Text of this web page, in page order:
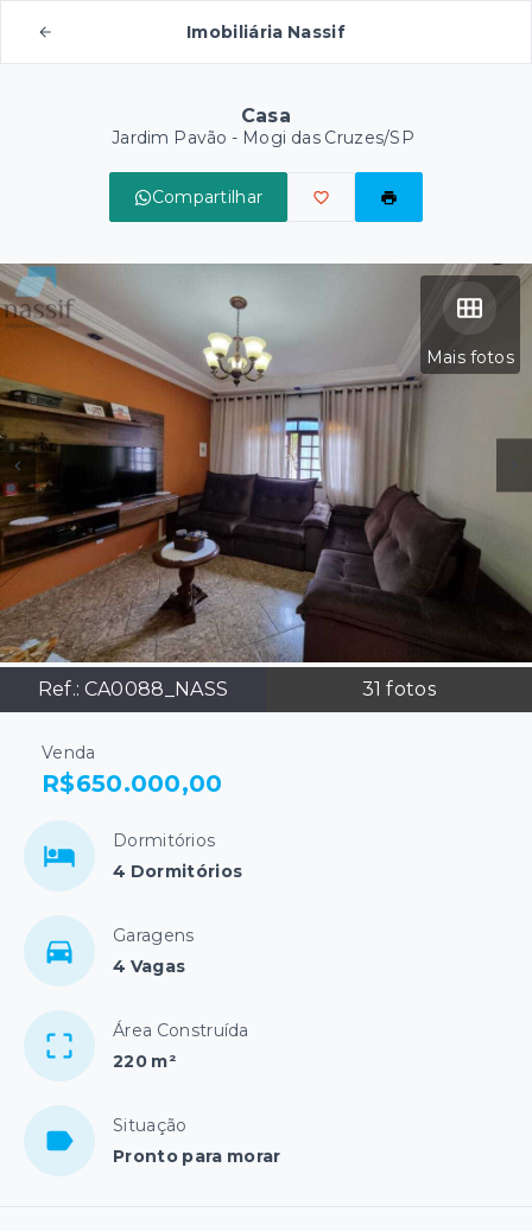
Imobiliária Nassif
Casa
Jardim Pavão - Mogi das Cruzes/SP
Compartilhar
Mais fotos
Ref.: CA0088_NASS 31 fotos
Venda
R$650.000,00
Dormitórios
4 Dormitórios
Garagens
4 Vagas
Área Construída
220 m²
Situação
Pronto para morar